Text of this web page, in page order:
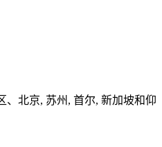
、北京, 苏州, 首尔, 新加坡和仰